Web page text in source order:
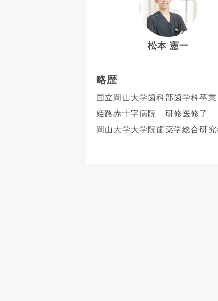
松本 憲一
略歴
国立岡山大学歯科部歯学科卒業
姫路赤十字病院 研修医修了
岡山大学大学院歯薬学総合研